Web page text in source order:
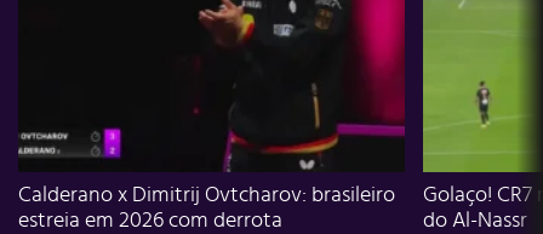
Calderano x Dimitrij Ovtcharov: brasileiro
estreia em 2026 com derrota
Golaço!
do Al-Nassr